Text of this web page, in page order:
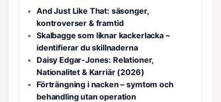
And Just Like That: säsonger,
kontroverser & framtid
Skalbagge som liknar kackerlacka –
identifierar du skillnaderna
Daisy Edgar-Jones: Relationer,
Nationalitet & Karriär (2026)
Förträngning i nacken – symtom och
behandling utan operation